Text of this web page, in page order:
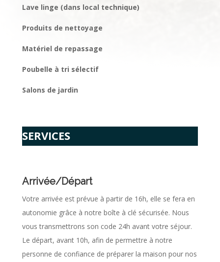
Lave linge (dans local technique)
Produits de nettoyage
Matériel de repassage
Poubelle à tri sélectif
Salons de jardin
SERVICES
Arrivée/Départ
Votre arrivée est prévue à partir de 16h, elle se fera en
autonomie grâce à notre boîte à clé sécurisée. Nous
vous transmettrons son code 24h avant votre séjour.
Le départ, avant 10h, afin de permettre à notre
personne de confiance de préparer la maison pour nos